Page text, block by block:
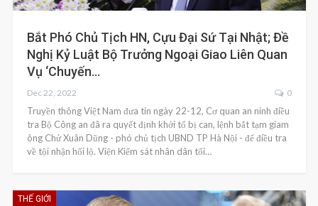
Bắt Phó Chủ Tịch HN, Cựu Đại Sứ Tại Nhật; Đề
Nghị Kỷ Luật Bộ Trưởng Ngoại Giao Liên Quan
Vụ ‘chuyến…
Dec 22, 2022 0
Truyền thông Việt Nam đưa tin ngày 22-12, Cơ quan an ninh điều
tra Bộ Công an đã ra quyết định khởi tố bị can, lệnh bắt tạm giam
ông Chử Xuân Dũng - phó chủ tịch UBND TP Hà Nội - để điều tra
về tội nhận hối lộ. Viện Kiểm sát nhân dân tối…
THẾ GIỚI